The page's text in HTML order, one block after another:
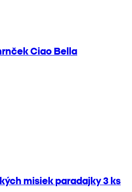
Ciao Bella
misiek paradajky 3 ks